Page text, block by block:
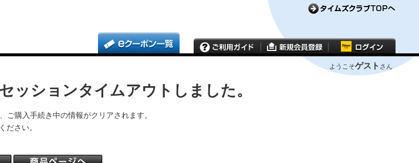
ようこそゲスト さん
ッションタイムアウトしました。
購入手続き中の情報がクリアされます。
ださい。